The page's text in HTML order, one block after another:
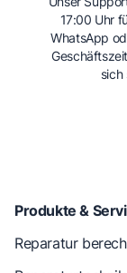
17:00 Uhr
WhatsApp
sich
Produkte &
Reparatur